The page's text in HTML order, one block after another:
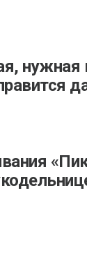
нужная